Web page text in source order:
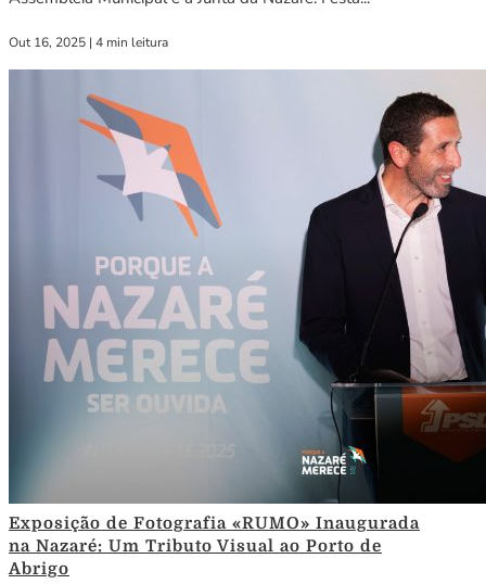
Out 16, 2025 | 4 min leitura
Exposição de Fotografia «RUMO» Inaugurada
na Nazaré: Um Tributo Visual ao Porto de
Abrigo